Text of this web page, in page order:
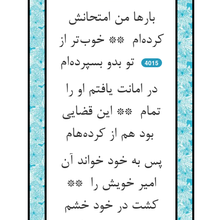
بارها من امتحانش
کرده‌ام ** خوب‌تر از
4015
در امانت یافتم او را
تمام ** این قضایی
بود هم از کرده‌هام
پس به خود خواند آن
امیر خویش را **
کشت در خود خشم